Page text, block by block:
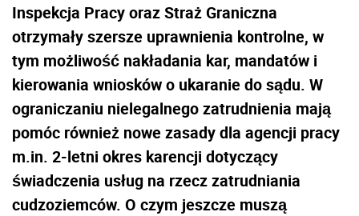
Inspekcja Pracy oraz Straż Graniczna
otrzymały szersze uprawnienia kontrolne, w
tym możliwość nakładania kar, mandatów i
kierowania wniosków o ukaranie do sądu. W
ograniczaniu nielegalnego zatrudnienia mają
pomóc również nowe zasady dla agencji pracy
m.in. 2-letni okres karencji dotyczący
świadczenia usług na rzecz zatrudniania
cudzoziemców. O czym jeszcze muszą